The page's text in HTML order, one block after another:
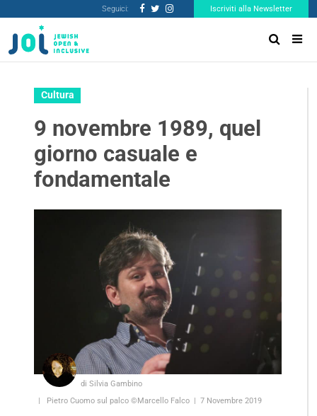
Seguici: Iscriviti alla Newsletter
Cultura
9 novembre 1989, quel
giorno casuale e
fondamentale
di Silvia Gambino
Pietro Cuomo sul palco ©Marcello Falco
7 Novembre 2019